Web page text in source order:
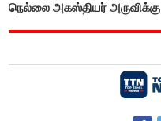
நெல்லை அகஸ்தியர் அருவிக்கு